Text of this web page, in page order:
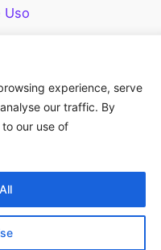
experience, serve
our traffic. By
our use of
Uso
2026 Chamela